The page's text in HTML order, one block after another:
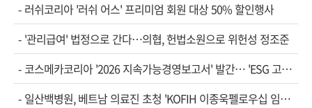
- 러쉬코리아 '러쉬 어스' 프리미엄 회원 대상 50% 할인행사
- '관리급여' 법정으로 간다…의협, 헌법소원으로 위헌성 정조준
- 코스메카코리아 '2026 지속가능경영보고서' 발간… 'ESG 고도화' 속도
- 일산백병원, 베트남 의료진 초청 'KOFIH 이종욱펠로우십 임상연수' 시작